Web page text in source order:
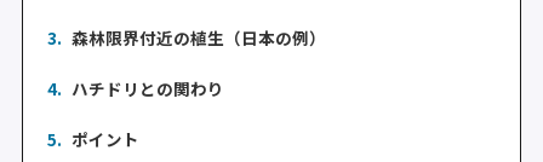
3. 森林限界付近の植生（日本の例）
4. ハチドリとの関わり
5. ポイント